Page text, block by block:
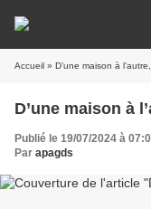
Accueil » D’une maison à
D’une maison à
Publié le 19/07/2024 à
Par apagds